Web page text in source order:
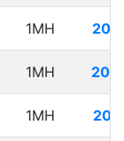
1MH
1MH
1MH